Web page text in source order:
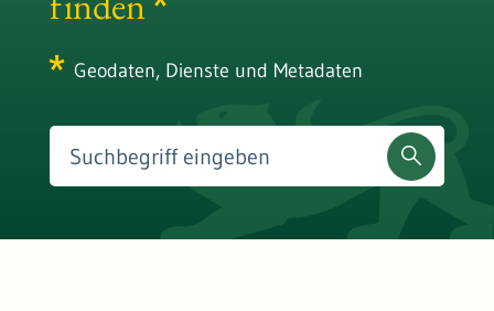
Geodaten, Dienste und Metadaten